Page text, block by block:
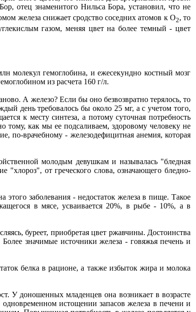
отец знаменитого Нильса Бора, установил, что не
железа снижает сродство соседних атомов к О2, то
газом, меняя цвет на более темный - цвет
молекул гемоглобина, и ежесекундно костный мозг
из расчета 160 г/л.
А железо? Если бы оно безвозвратно терялось, то
день требовалось бы около 25 мг, а с учетом того,
к месту синтеза, а потому суточная потребность
тому, как мы ее подсаливаем, здоровому человеку не
по-врачебному - железодефицитная анемия, которая
молодым девушкам и называлась "бледная
"хлороз", от греческого слова, означающего бледно-
заболевания - недостаток железа в пище. Такое
в мясе, усваивается 20%, в рыбе - 10%, а в
буреет, приобретая цвет ржавчины. Достоинства
значимые источники железа - говяжья печень и
белка в рационе, а также избыток жира и молока
У доношенных младенцев она возникает в возрасте
истощении запасов железа в печени и